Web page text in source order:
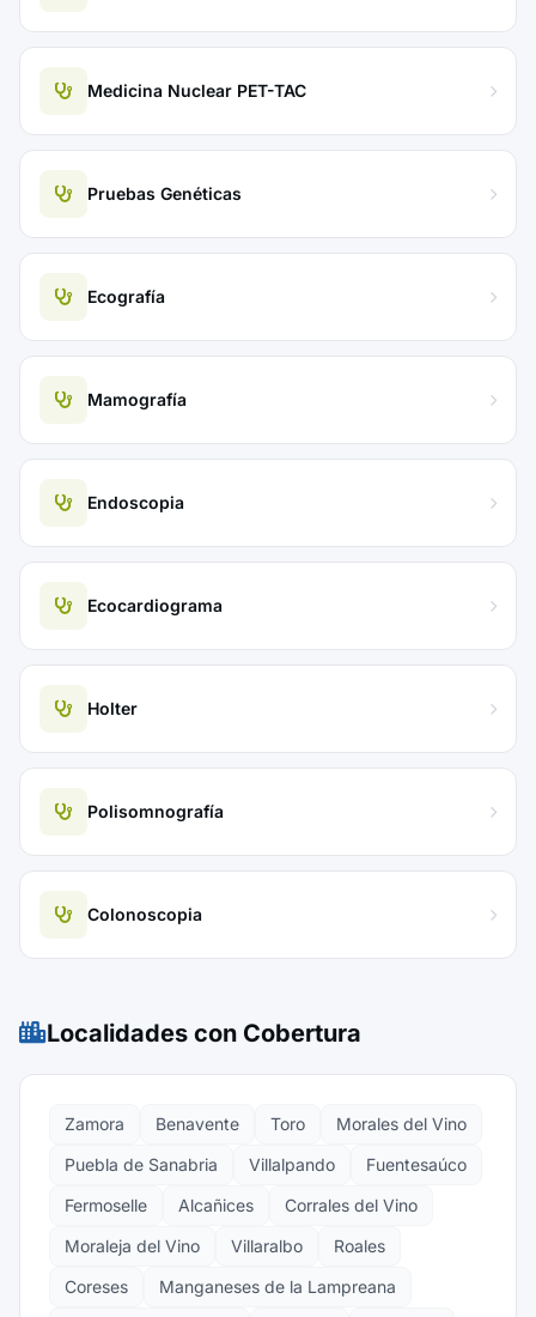
Medicina Nuclear PET-TAC
Pruebas Genéticas
Ecografía
Mamografía
Endoscopia
Ecocardiograma
Holter
Polisomnografía
Colonoscopia
Localidades con Cobertura
Zamora Benavente Toro
Morales del Vino
Puebla de Sanabria
Villalpando
Fuentesaúco
Fermoselle
Alcañices
Corrales del Vino
Moraleja del Vino
Villaralbo
Roales
Coreses
Manganeses de la Lampreana